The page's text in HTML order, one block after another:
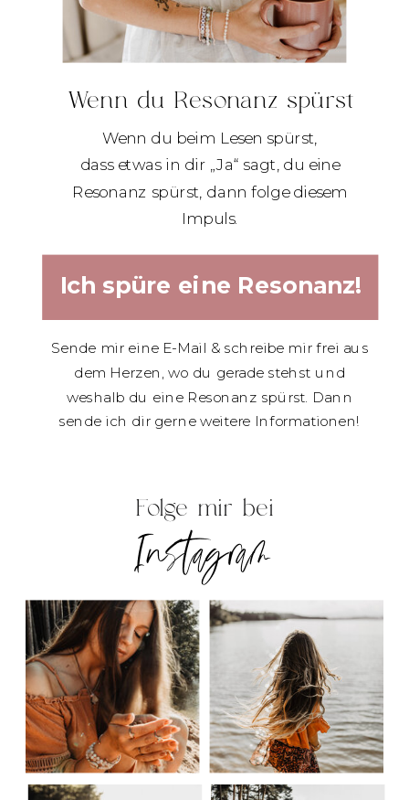
Wenn du beim Lesen spürst,
dass etwas in dir „Ja“ sagt, du eine
Resonanz spürst, dann folge diesem
Impuls.
Sende mir eine E-Mail & schreibe mir frei aus
dem Herzen, wo du gerade stehst und
weshalb du eine Resonanz spürst. Dann
sende ich dir gerne weitere Informationen!
Wenn du Resonanz spürst
Ich spüre eine Resonanz!
Instagram
Folge mir bei